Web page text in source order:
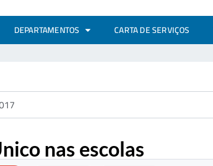
DEPARTAMENTOS CARTA DE SERVIÇOS
nas escolas